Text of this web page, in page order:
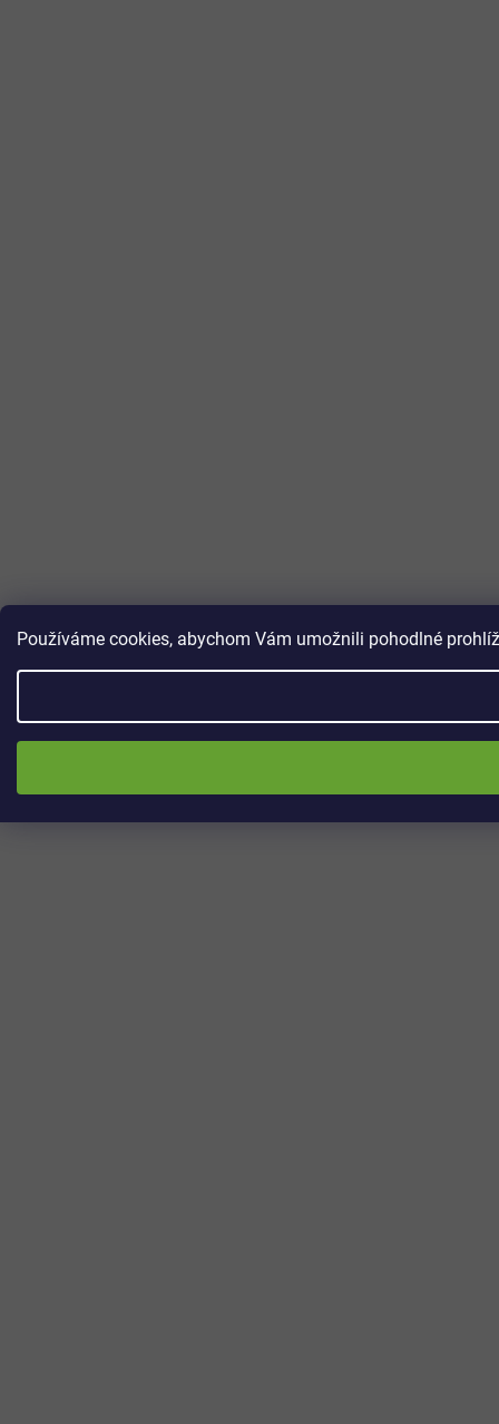
Používáme cookies, abychom Vám umožnili pohodlné